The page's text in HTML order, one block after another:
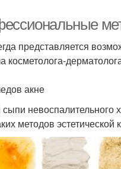
представляется
косметолога-
акне
невоспалительного
методов эстетической